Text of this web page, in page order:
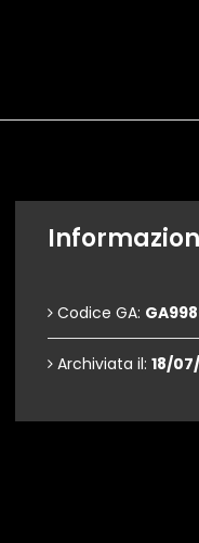
Codice GA:
Archiviata il: 18/